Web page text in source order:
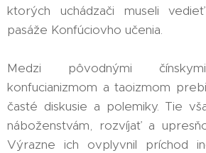
ktorých uchádzači museli
pasáže Konfúciovho učenia.
Medzi pôvodnými
konfucianizmom a taoizmom
časté diskusie a polemiky. Tie
náboženstvám, rozvíjať a
Výrazne ich ovplyvnil príchod